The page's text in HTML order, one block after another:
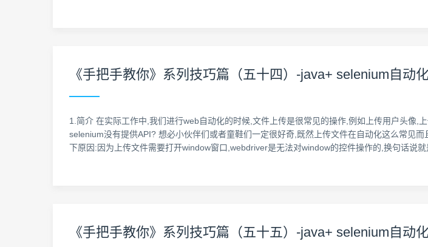
《手把手教你》系列技巧篇（五十四）-java+ selenium自动
1.简介 在实际工作中,我们进行web自动化的时候,文件上传是很常见的操作,例如上传用户头像,
selenium没有提供API? 想必小伙伴们或者童鞋们一定很好奇,既然上传文件在自动化这么常见
下原因:因为上传文件需要打开window窗口,webdriver是无法对window的控件操作的,换句话说
《手把手教你》系列技巧篇（五十五）-java+ selenium自动